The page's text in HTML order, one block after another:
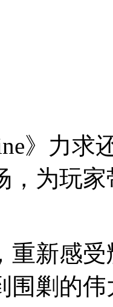
》力
，为玩
重新感
围剿的